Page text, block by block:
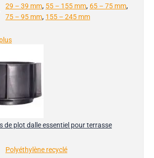
29 – 39 mm, 55 – 155 mm, 65 – 75 mm,
75 – 95 mm, 155 – 245 mm
de plot dalle essentiel pour terrasse
Polyéthylène recyclé